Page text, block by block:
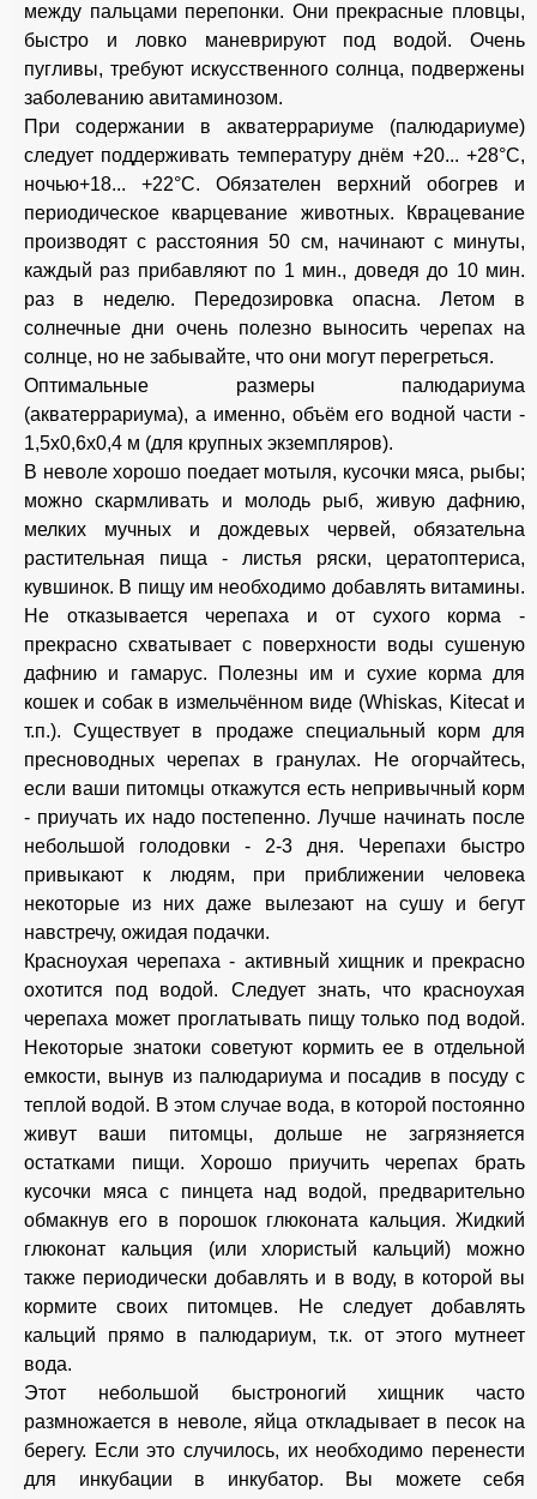
между пальцами перепонки. Они прекрасные пловцы,
быстро и ловко маневрируют под водой. Очень
пугливы, требуют искусственного солнца, подвержены
заболеванию авитаминозом.
При содержании в акватеррариуме (палюдариуме)
следует поддерживать температуру днём +20... +28°С,
ночью+18... +22°С. Обязателен верхний обогрев и
периодическое кварцевание животных. Кврацевание
производят с расстояния 50 см, начинают с минуты,
каждый раз прибавляют по 1 мин., доведя до 10 мин.
раз в неделю. Передозировка опасна. Летом в
солнечные дни очень полезно выносить черепах на
солнце, но не забывайте, что они могут перегреться.
Оптимальные размеры палюдариума
(акватеррариума), а именно, объём его водной части -
1,5x0,6x0,4 м (для крупных экземпляров).
В неволе хорошо поедает мотыля, кусочки мяса, рыбы;
можно скармливать и молодь рыб, живую дафнию,
мелких мучных и дождевых червей, обязательна
растительная пища - листья ряски, цератоптериса,
кувшинок. В пищу им необходимо добавлять витамины.
Не отказывается черепаха и от сухого корма -
прекрасно схватывает с поверхности воды сушеную
дафнию и гамарус. Полезны им и сухие корма для
кошек и собак в измельчённом виде (Whiskas, Kitecat и
т.п.). Существует в продаже специальный корм для
пресноводных черепах в гранулах. Не огорчайтесь,
если ваши питомцы откажутся есть непривычный корм
- приучать их надо постепенно. Лучше начинать после
небольшой голодовки - 2-3 дня. Черепахи быстро
привыкают к людям, при приближении человека
некоторые из них даже вылезают на сушу и бегут
навстречу, ожидая подачки.
Красноухая черепаха - активный хищник и прекрасно
охотится под водой. Следует знать, что красноухая
черепаха может проглатывать пищу только под водой.
Некоторые знатоки советуют кормить ее в отдельной
емкости, вынув из палюдариума и посадив в посуду с
теплой водой. В этом случае вода, в которой постоянно
живут ваши питомцы, дольше не загрязняется
остатками пищи. Хорошо приучить черепах брать
кусочки мяса с пинцета над водой, предварительно
обмакнув его в порошок глюконата кальция. Жидкий
глюконат кальция (или хлористый кальций) можно
также периодически добавлять и в воду, в которой вы
кормите своих питомцев. Не следует добавлять
кальций прямо в палюдариум, т.к. от этого мутнеет
вода.
Этот небольшой быстроногий хищник часто
размножается в неволе, яйца откладывает в песок на
берегу. Если это случилось, их необходимо перенести
для инкубации в инкубатор. Вы можете себя